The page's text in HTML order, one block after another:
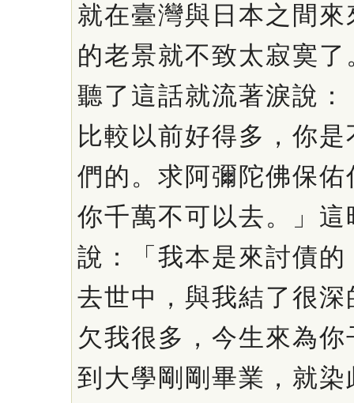
就在臺灣與日本之間
的老景就不致太寂寞
聽了這話就流著淚說
比較以前好得多，你
們的。求阿彌陀佛保
你千萬不可以去。」
說：「我本是來討債
去世中，與我結了很
欠我很多，今生來為
到大學剛剛畢業，就